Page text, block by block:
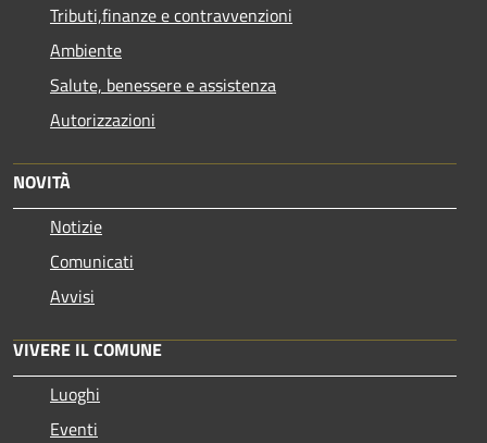
Tributi,finanze e contravvenzioni
Ambiente
Salute, benessere e assistenza
Autorizzazioni
NOVITÀ
Notizie
Comunicati
Avvisi
VIVERE IL COMUNE
Luoghi
Eventi